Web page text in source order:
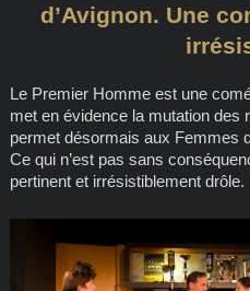
d’Avignon. Une
Le Premier Homme est une
met en évidence la mutation
permet désormais aux Femmes
Ce qui n’est pas sans
pertinent et irrésistiblement drôle.